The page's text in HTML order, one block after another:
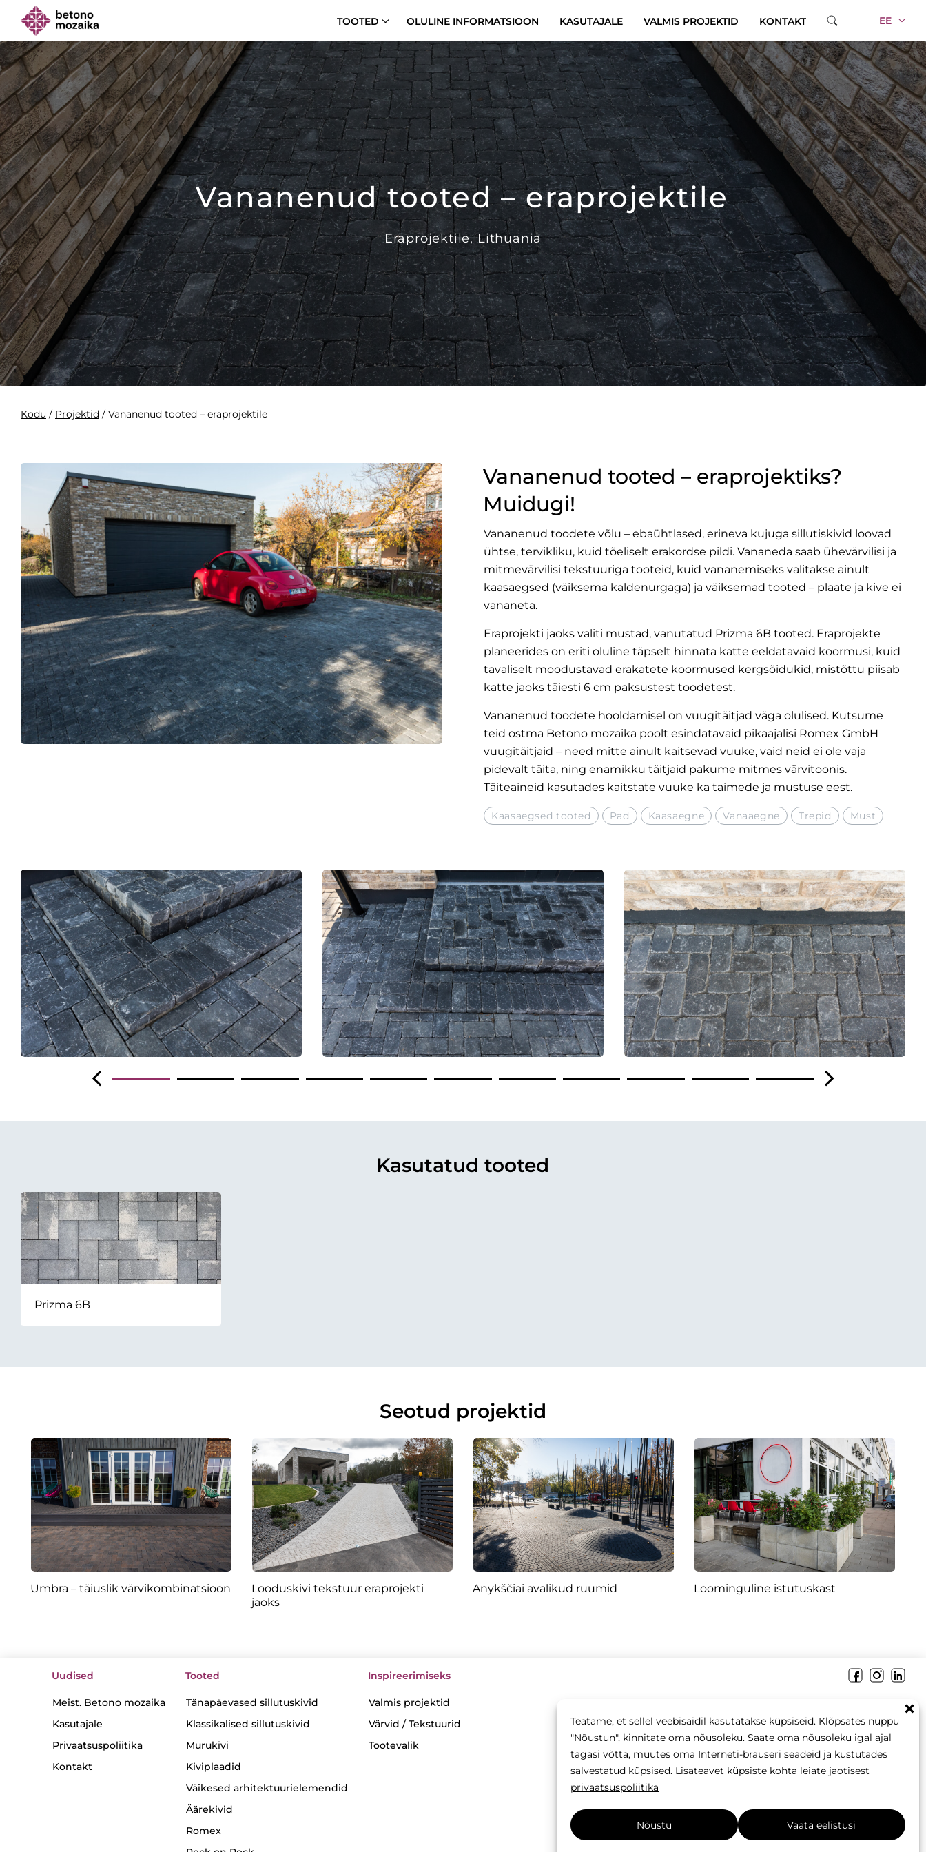
Teatame, et sellel veebisaidil kasutatakse küpsiseid. Klõpsates nuppu
"Nõustun", kinnitate oma nõusoleku. Saate oma nõusoleku igal ajal
tagasi võtta, muutes oma Interneti-brauseri seadeid ja kustutades
salvestatud küpsised. Lisateavet küpsiste kohta leiate jaotisest
privaatsuspoliitika
Nõustu Vaata eelistusi
TOOTED OLULINE INFORMATSIOON KASUTAJALE VALMIS PROJEKTID KONTAKT EE
Vananenud tooted – eraprojektile
Eraprojektile, Lithuania
Kodu / Projektid / Vananenud tooted – eraprojektile
Vananenud tooted – eraprojektiks?
Muidugi!
Vananenud toodete võlu – ebaühtlased, erineva kujuga sillutiskivid loovad
ühtse, tervikliku, kuid tõeliselt erakordse pildi. Vananeda saab ühevärvilisi ja
mitmevärvilisi tekstuuriga tooteid, kuid vananemiseks valitakse ainult
kaasaegsed (väiksema kaldenurgaga) ja väiksemad tooted – plaate ja kive ei
vananeta.
Eraprojekti jaoks valiti mustad, vanutatud Prizma 6B tooted. Eraprojekte
planeerides on eriti oluline täpselt hinnata katte eeldatavaid koormusi, kuid
tavaliselt moodustavad erakatete koormused kergsõidukid, mistõttu piisab
katte jaoks täiesti 6 cm paksustest toodetest.
Vananenud toodete hooldamisel on vuugitäitjad väga olulised. Kutsume
teid ostma Betono mozaika poolt esindatavaid pikaajalisi Romex GmbH
vuugitäitjaid – need mitte ainult kaitsevad vuuke, vaid neid ei ole vaja
pidevalt täita, ning enamikku täitjaid pakume mitmes värvitoonis.
Täiteaineid kasutades kaitstate vuuke ka taimede ja mustuse eest.
Kaasaegsed tooted Pad Kaasaegne Vanaaegne Trepid Must
Kasutatud tooted
Prizma 6B
Seotud projektid
Umbra – täiuslik värvikombinatsioon
Looduskivi tekstuur eraprojekti
jaoks
Anykščiai avalikud ruumid Loominguline istutuskast
Uudised
Meist. Betono mozaika
Kasutajale
Privaatsuspoliitika
Kontakt
Tooted
Tänapäevased sillutuskivid
Klassikalised sillutuskivid
Murukivi
Kiviplaadid
Väikesed arhitektuurielemendid
Äärekivid
Romex
Inspireerimiseks
Valmis projektid
Värvid / Tekstuurid
Tootevalik
info@betonomozaika.ee
Käesoleva veebilehe sisu, tekstid ja fotod on Betono Mozaika omand ja
neid ei tohi ilma kirjaliku loata kopeerida, kasutada ega levitada.